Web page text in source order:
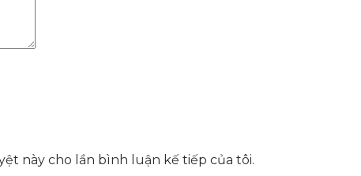
này cho lần bình luận kế tiếp của tôi.